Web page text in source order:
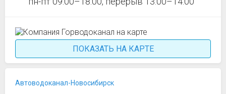
ПОКАЗАТЬ НА КАРТЕ
Автоводоканал-Новосибирск